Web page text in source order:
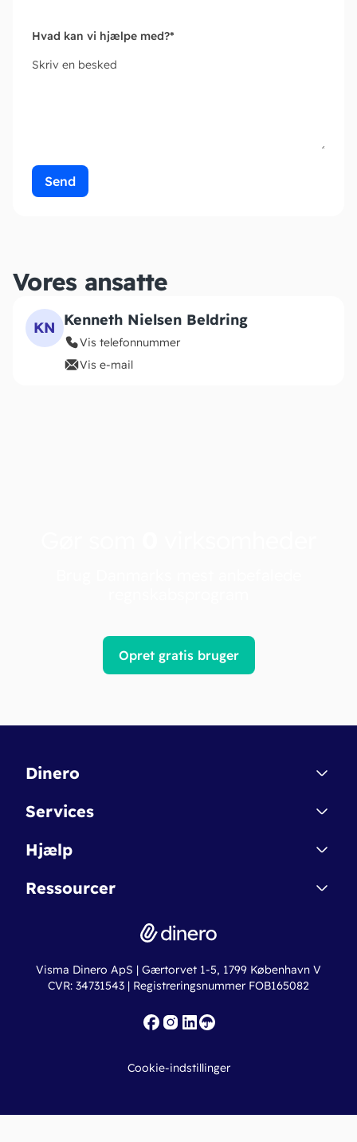
Hvad kan vi hjælpe med?*
Skriv en besked
Send
Vores ansatte
KN Kenneth Nielsen Beldring
Vis telefonnummer
Vis e-mail
Opret gratis bruger
Dinero
Kontakt
Betingelser & Sikkerhed
Nye funktioner
Services
Dinero Starter
Dinero Pro
Erhvervslån
Fakturaskabeloner
Hjælp
Regnskabsordbogen
Online regnskabskurser
Ressourcer
Ny virksomhed
Iværksætterlegat
Visma Dinero ApS | Gærtorvet 1-5, 1799 København V
CVR: 34731543 | Registreringsnummer FOB165082
Cookie-indstillinger